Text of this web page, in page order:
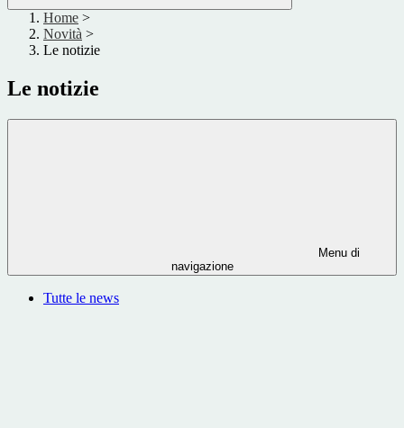
Home >
Novità >
Le notizie
Le notizie
Menu di
navigazione
Tutte le news